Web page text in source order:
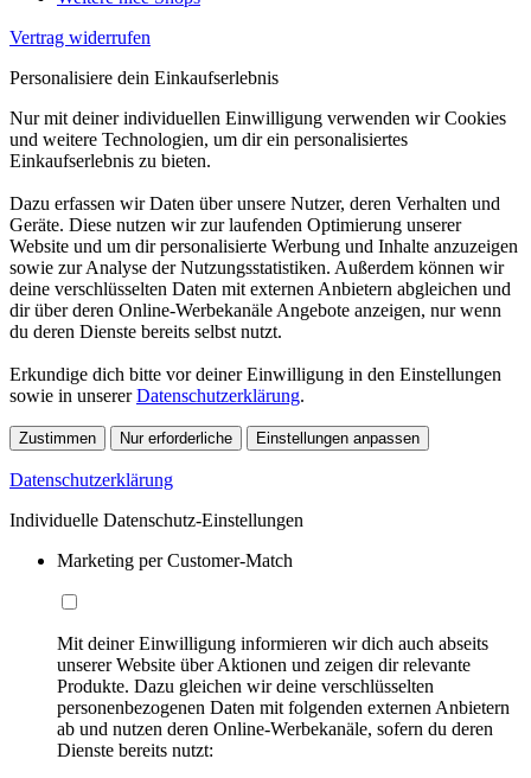
Vertrag widerrufen
Personalisiere dein Einkaufserlebnis
Nur mit deiner individuellen Einwilligung verwenden wir Cookies
und weitere Technologien, um dir ein personalisiertes
Einkaufserlebnis zu bieten.
Dazu erfassen wir Daten über unsere Nutzer, deren Verhalten und
Geräte. Diese nutzen wir zur laufenden Optimierung unserer
Website und um dir personalisierte Werbung und Inhalte anzuzeigen
sowie zur Analyse der Nutzungsstatistiken. Außerdem können wir
deine verschlüsselten Daten mit externen Anbietern abgleichen und
dir über deren Online-Werbekanäle Angebote anzeigen, nur wenn
du deren Dienste bereits selbst nutzt.
Erkundige dich bitte vor deiner Einwilligung in den Einstellungen
sowie in unsererDatenschutzerklärung.
Zustimmen Nur erforderliche Einstellungen anpassen
Datenschutzerklärung
Individuelle Datenschutz-Einstellungen
Marketing per Customer-Match
Mit deiner Einwilligung informieren wir dich auch abseits
unserer Website über Aktionen und zeigen dir relevante
Produkte. Dazu gleichen wir deine verschlüsselten
personenbezogenen Daten mit folgenden externen Anbietern
ab und nutzen deren Online-Werbekanäle, sofern du deren
Dienste bereits nutzt: